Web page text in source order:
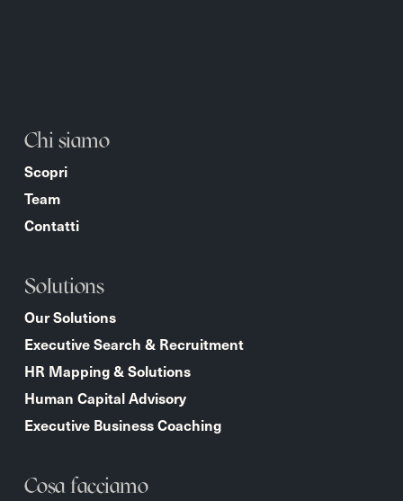
Chi siamo
Scopri
Team
Contatti
Solutions
Our Solutions
Executive Search & Recruitment
HR Mapping & Solutions
Human Capital Advisory
Executive Business Coaching
Cosa facciamo